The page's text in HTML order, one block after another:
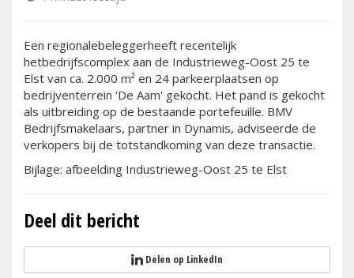
Een regionalebeleggerheeft recentelijk
hetbedrijfscomplex aan de Industrieweg-Oost 25 te
Elst van ca. 2.000 m² en 24 parkeerplaatsen op
bedrijventerrein 'De Aam' gekocht. Het pand is gekocht
als uitbreiding op de bestaande portefeuille. BMV
Bedrijfsmakelaars, partner in Dynamis, adviseerde de
verkopers bij de totstandkoming van deze transactie.
Bijlage: afbeelding Industrieweg-Oost 25 te Elst
Deel dit bericht
Delen op LinkedIn